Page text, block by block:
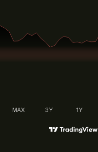
1Y
3Y
MAX